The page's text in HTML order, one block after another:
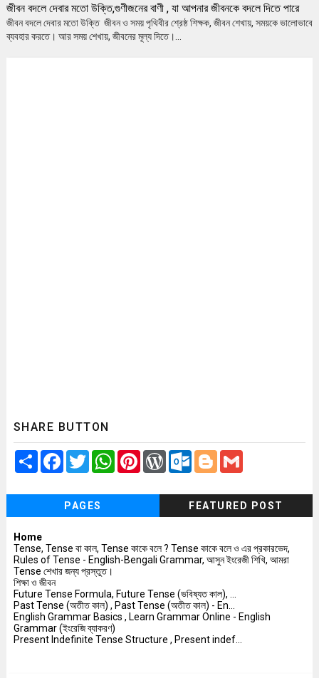
জীবন বদলে দেবার মতো উক্তি,গুণীজনের বাণী , যা আপনার জীবনকে বদলে দিতে পারে
জীবন বদলে দেবার মতো উক্তি জীবন ও সময় পৃথিবীর শ্রেষ্ঠ শিক্ষক, জীবন শেখায়, সময়কে ভালোভাবে
ব্যবহার করতে। আর সময় শেখায়, জীবনের মূল্য দিতে।...
SHARE BUTTON
S
F
b
o
T
w
t
e
W
P
t
W
o
s
O
o
o
c
o
B
g
e
G
l
PAGES FEATURED POST
Home
Tense, Tense বা কাল, Tense কাকে বলে ? Tense কাকে বলে ও এর প্রকারভেদ,
Rules of Tense - English-Bengali Grammar, আসুন ইংরেজী শিখি, আমরা
Tense শেখার জন্য প্রস্তুত।
শিক্ষা ও জীবন
Future Tense Formula, Future Tense (ভবিষ্যত কাল), ...
Past Tense (অতীত কাল) , Past Tense (অতীত কাল) - En...
English Grammar Basics , Learn Grammar Online - English
Grammar (ইংরেজি ব্যাকরণ)
Present Indefinite Tense Structure , Present indef...